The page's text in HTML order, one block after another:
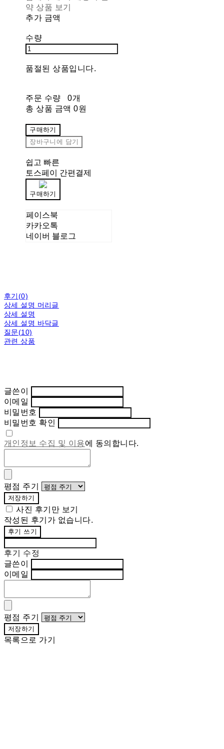
약 상품 보기
추가 금액
수량
품절된 상품입니다.
주문 수량
0개
총 상품 금액 0원
구매하기
장바구니에 담기
쉽고 빠른
토스페이 간편결제
구매하기
페이스북
카카오톡
네이버 블로그
후기(0)
상세 설명 머리글
상세 설명
상세 설명 바닥글
질문(10)
관련 상품
글쓴이
이메일
비밀번호
비밀번호 확인
개인정보 수집 및 이용에 동의합니다.
평점 주기
저장하기
사진 후기만 보기
작성된 후기가 없습니다.
후기 쓰기
후기 수정
글쓴이
이메일
평점 주기
저장하기
목록으로 가기